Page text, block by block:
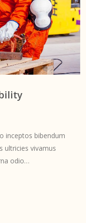
inceptos bibendum
ultricies vivamus
odio…